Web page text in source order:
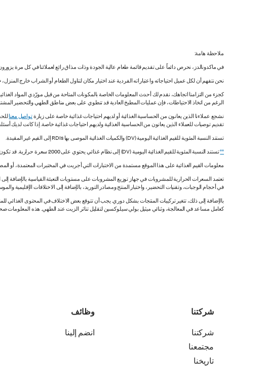
ملاحظة هامة:
في ماكدونالدز، نحرص دائماً على تقديم قائمة طعام عالية الجودة وذات مذاق رائع لعملائنا في كل مرة
نحن نتفهم أن لكل عميل احتياجاته واعتباراته الفردية عند اختيار مكان لتناول الطعام أو الشراب خارج
كجزء من التزامنا اتجاهك، نقدم لك أحدث المعلومات الخاصة بالمكونات المتاحة من قبل مورّدي المواد
الرغم من اتخاذ الاحتياطات، فإن عمليات المطبخ العادية قد تنطوي على بعض مناطق الطهي والتحضير
نشجع عملاءنا الذين يعانون من الحساسية الغذائية أو لديهم احتياجات غذائية خاصة على زيارةتواصل معنا
تقديم توصيات للعملاء الذين يعانون من الحساسية الغذائية ولديهم احتياجات غذائية خاصة. إذا كانت لديك
تستند النسبة المئوية للقيم الغذائية اليومية (DV) والكميات الغذائية الموصى بها RDIs إلى القيم غير المقيدة.
**تستند النسبة المئوية للقيم الغذائية اليومية (DV) إلى نظام غذائي يحتوي على 2000 سعرة حرارية. قد تكون قيمك اليومية أعلى أو أقل اعتماداً على احتياجاتك من السعرات الحرارية.
معلومات القيم الغذائية على هذا الموقع مستمدة من الاختبارات التي أجريت في المختبرات المعتمدة، أو
تعتمد السعرات الحرارية للمشروبات في جهاز توزيع المشروبات على مستويات التعبئة القياسية بالإضافة
في أحجام الوجبات، وتقنيات التحضير، واختبار المنتج ومصادر التوريد، بالإضافة إلى الاختلافات الإقليمية
بالإضافة إلى ذلك، تتغير تركيبات المنتجات بشكل دوري. يجب أن تتوقع بعض الاختلاف في المحتوى
كعامل مساعد في المعالجة، وثنائي ميثيل بولي سيلوكسين لتقليل تناثر الزيت عند الطهي. هذه المعلومات صحيحة اعتباراً من مايو
شركتنا
شركتنا
مجتمعنا
تاريخنا
وظائف
انضم إلينا